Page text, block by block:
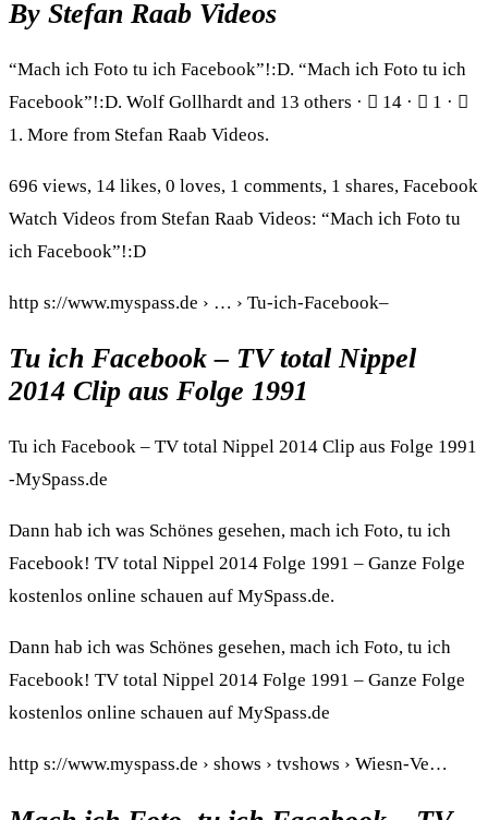
By Stefan Raab Videos
“Mach ich Foto tu ich Facebook”!:D. “Mach ich Foto tu ich
Facebook”!:D. Wolf Gollhardt and 13 others · 󰤥 14 · 󰤦 1 · 󰤧
1. More from Stefan Raab Videos.
696 views, 14 likes, 0 loves, 1 comments, 1 shares, Facebook
Watch Videos from Stefan Raab Videos: “Mach ich Foto tu
ich Facebook”!:D
http s://www.myspass.de › … › Tu-ich-Facebook–
Tu ich Facebook – TV total Nippel
2014 Clip aus Folge 1991
Tu ich Facebook – TV total Nippel 2014 Clip aus Folge 1991
-MySpass.de
Dann hab ich was Schönes gesehen, mach ich Foto, tu ich
Facebook! TV total Nippel 2014 Folge 1991 – Ganze Folge
kostenlos online schauen auf MySpass.de.
Dann hab ich was Schönes gesehen, mach ich Foto, tu ich
Facebook! TV total Nippel 2014 Folge 1991 – Ganze Folge
kostenlos online schauen auf MySpass.de
http s://www.myspass.de › shows › tvshows › Wiesn-Ve…